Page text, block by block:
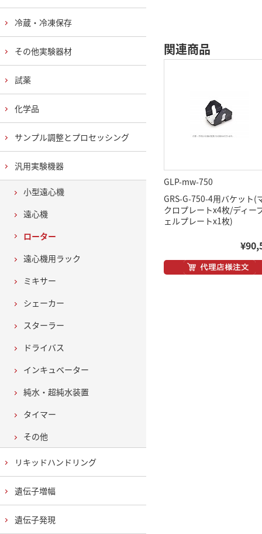
関連商品
GLP-mw-750
GRS-G-750-4用バケット(
クロプレートx4枚/ディー
ェルプレートx1枚)
冷蔵・冷凍保存
その他実験器材
試薬
化学品
サンプル調整とプロセッシング
汎用実験機器
小型遠心機
遠心機
ローター
遠心機用ラック
ミキサー
シェーカー
スターラー
ドライバス
インキュベーター
純水・超純水装置
タイマー
その他
リキッドハンドリング
遺伝子増幅
遺伝子発現